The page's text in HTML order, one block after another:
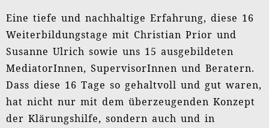
Eine tiefe und nachhaltige Erfahrung, diese 16
Weiterbildungstage mit Christian Prior und
Susanne Ulrich sowie uns 15 ausgebildeten
MediatorInnen, SupervisorInnen und Beratern.
Dass diese 16 Tage so gehaltvoll und gut waren,
hat nicht nur mit dem überzeugenden Konzept
der Klärungshilfe, sondern auch und in